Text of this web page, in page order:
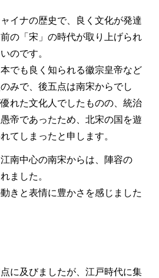
イナの歴史で、良く文化が発達
の「宋」の時代が取り上げられ
のです。
でも良く知られる徽宗皇帝など
みで、後五点は南宋からでし
れた文化人でしたものの、統治
帝であったため、北宋の国を遊
てしまったと申します。
南中心の南宋からは、陣容の
ました。
きと表情に豊かさを感じました
に及びましたが、江戸時代に集